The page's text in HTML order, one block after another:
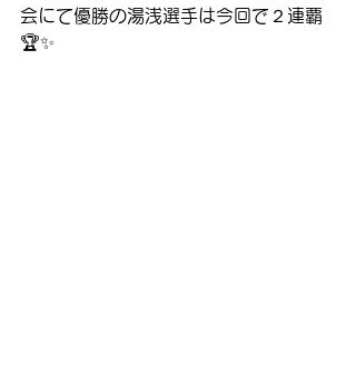
会にて優勝の湯浅選手は今回で２連覇
🏆✨